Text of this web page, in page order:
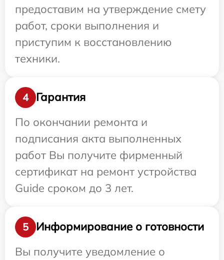
предоставим на утверждение смету
работ, сроки выполнения и
приступим к восстановлению
техники.
4
Гарантия
По окончании ремонта и
подписания акта выполненных
работ Вы получите фирменный
сертификат на ремонт устройства
Guide сроком до 3 лет.
5
Информирование о готовности
Вы получите уведомление о